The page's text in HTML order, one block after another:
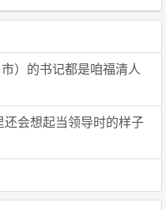
）的书记都是咱福清人
会想起当领导时的样子